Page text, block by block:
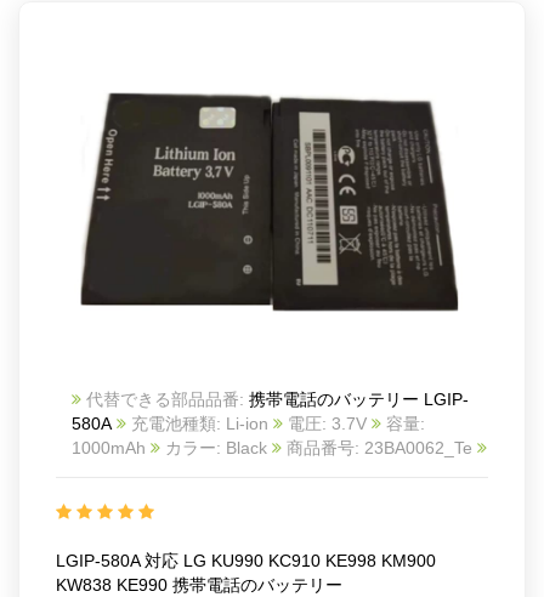
代替できる部品品番: 携帯電話のバッテリー LGIP-
580A
充電池種類: Li-ion 電圧: 3.7V
1000mAh
カラー: Black
商品番号: 23BA0062_Te
KU990/KC910/KE998/KM900/KW838/KE990
LGIP-580A 対応 LG KU990 KC910 KE998 KM900
KW838 KE990 携帯電話のバッテリー